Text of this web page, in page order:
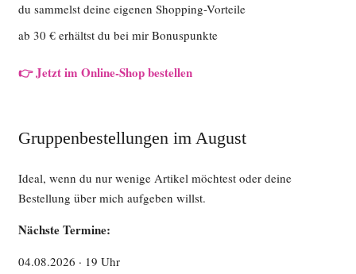
du sammelst deine eigenen Shopping-Vorteile
ab 30 € erhältst du bei mir Bonuspunkte
👉 Jetzt im Online-Shop bestellen
Gruppenbestellungen im August
Ideal, wenn du nur wenige Artikel möchtest oder deine
Bestellung über mich aufgeben willst.
Nächste Termine:
04.08.2026 · 19 Uhr